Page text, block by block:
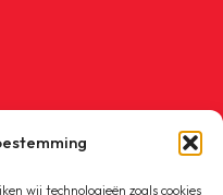
wij technologieën zoals cookies